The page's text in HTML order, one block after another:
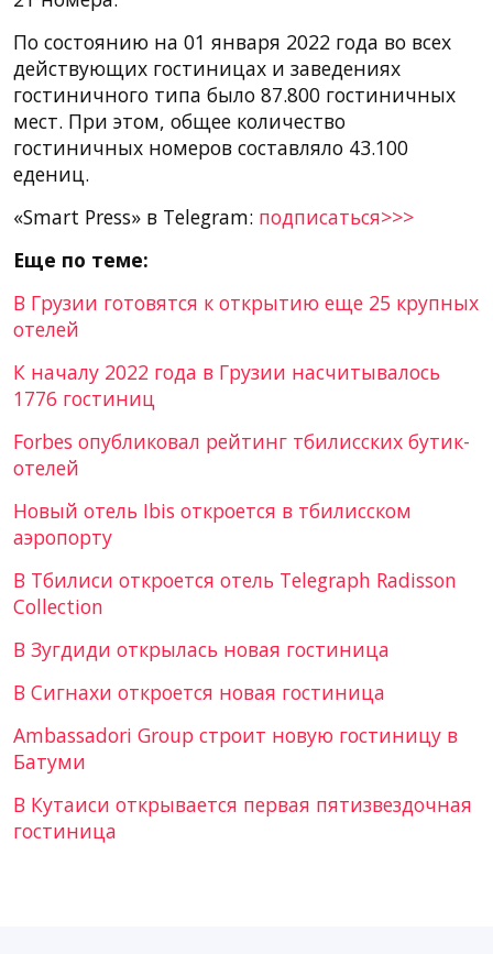
По состоянию на 01 января 2022 года во всех
действующих гостиницах и заведениях
гостиничного типа было 87.800 гостиничных
мест. При этом, общее количество
гостиничных номеров составляло 43.100
едениц.
«Smart Press» в Telegram: подписаться>>>
Еще по теме:
В Грузии готовятся к открытию еще 25 крупных
отелей
К началу 2022 года в Грузии насчитывалось
1776 гостиниц
Forbes опубликовал рейтинг тбилисских бутик-
отелей
Новый отель Ibis откроется в тбилисском
аэропорту
В Тбилиси откроется отель Telegraph Radisson
Collection
В Зугдиди открылась новая гостиница
В Сигнахи откроется новая гостиница
Ambassadori Group строит новую гостиницу в
Батуми
В Кутаиси открывается первая пятизвездочная
гостиница